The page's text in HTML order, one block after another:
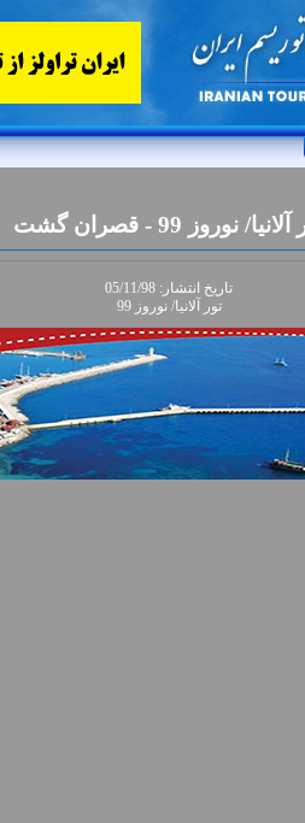
نوروز 99 - قصران گشت
تاريخ انتشار: 05/11/98
تور آلانيا/ نوروز 99